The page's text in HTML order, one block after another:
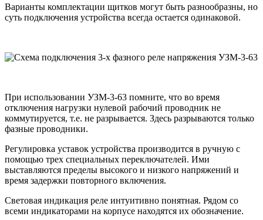
Варианты комплектации щитков могут быть разнообразны, но
суть подключения устройства всегда остается одинаковой.
При использовании УЗМ-3-63 помните, что во время
отключения нагрузки нулевой рабочий проводник не
коммутируется, т.е. не разрывается. Здесь разрываются только
фазные проводники.
Регулировка уставок устройства производится в ручную с
помощью трех специальных переключателей. Ими
выставляются пределы высокого и низкого напряжений и
время задержки повторного включения.
Световая индикация реле интуитивно понятная. Рядом со
всеми индикаторами на корпусе находятся их обозначение.